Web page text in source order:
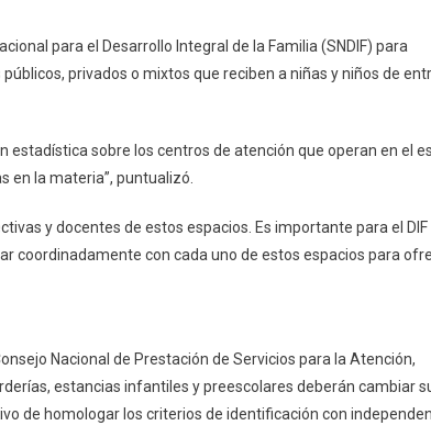
para el Desarrollo Integral de la Familia (SNDIF) para
privados o mixtos que reciben a niñas y niños de
sobre los centros de atención que operan en el
en la materia”, puntualizó.
y docentes de estos espacios. Es importante para el DIF
coordinadamente con cada uno de estos espacios para
Nacional de Prestación de Servicios para la Atención,
estancias infantiles y preescolares deberán cambiar
de homologar los criterios de identificación con